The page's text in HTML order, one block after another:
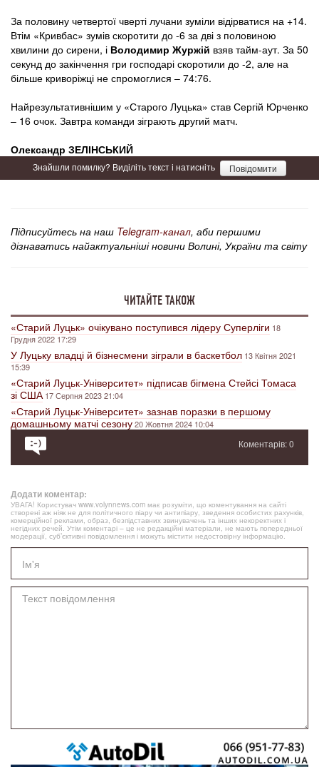
За половину четвертої чверті лучани зуміли відірватися на +14.
Втім «Кривбас» зумів скоротити до -6 за дві з половиною
хвилини до сирени, і Володимир Журжій взяв тайм-аут. За 50
секунд до закінчення гри господарі скоротили до -2, але на
більше криворіжці не спромоглися – 74:76.
Найрезультативнішим у «Старого Луцька» став Сергій Юрченко
– 16 очок. Завтра команди зіграють другий матч.
Олександр ЗЕЛІНСЬКИЙ
Знайшли помилку? Виділіть текст і натисніть Повідомити
Підписуйтесь на наш Telegram-канал, аби першими
дізнаватись найактуальніші новини Волині, України та світу
ЧИТАЙТЕ ТАКОЖ
«Старий Луцьк» очікувано поступився лідеру Суперліги 18
Грудня 2022 17:29
У Луцьку владці й бізнесмени зіграли в баскетбол 13 Квітня 2021
15:39
«Старий Луцьк-Університет» підписав бігмена Стейсі Томаса
зі США 17 Серпня 2023 21:04
«Старий Луцьк-Університет» зазнав поразки в першому
домашньому матчі сезону20 Жовтня 2024 10:04
Коментарів: 0
Додати коментар:
УВАГА! Користувач www.volynnews.com має розуміти, що коментування на сайті
створені аж ніяк не для політичного піару чи антипіару, зведення особистих рахунків,
комерційної реклами, образ, безпідставних звинувачень та інших некоректних і
негідних речей. Утім коментарі – це не редакційні матеріали, не мають попередньої
модерації, суб’єктивні повідомлення і можуть містити недостовірну інформацію.